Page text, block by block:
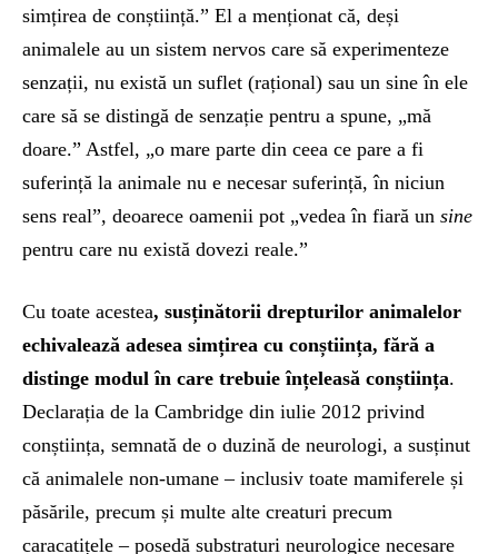
simțirea de conștiință.” El a menționat că, deși
animalele au un sistem nervos care să experimenteze
senzații, nu există un suflet (rațional) sau un sine în ele
care să se distingă de senzație pentru a spune, „mă
doare.” Astfel, „o mare parte din ceea ce pare a fi
suferință la animale nu e necesar suferință, în niciun
sens real”, deoarece oamenii pot „vedea în fiară un sine
pentru care nu există dovezi reale.”
Cu toate acestea, susținătorii drepturilor animalelor
echivalează adesea simțirea cu conștiința, fără a
distinge modul în care trebuie înțeleasă conștiința.
Declarația de la Cambridge din iulie 2012 privind
conștiința, semnată de o duzină de neurologi, a susținut
că animalele non-umane – inclusiv toate mamiferele și
păsările, precum și multe alte creaturi precum
caracatițele – posedă substraturi neurologice necesare